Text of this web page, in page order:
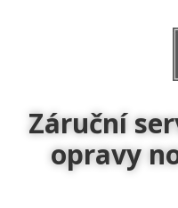
Záruční
opravy